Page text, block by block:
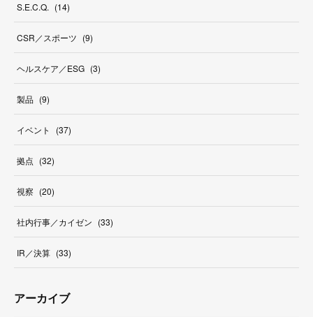
S.E.C.Q. (14)
CSR／スポーツ (9)
ヘルスケア／ESG (3)
製品 (9)
イベント (37)
拠点 (32)
視察 (20)
社内行事／カイゼン (33)
IR／決算 (33)
アーカイブ